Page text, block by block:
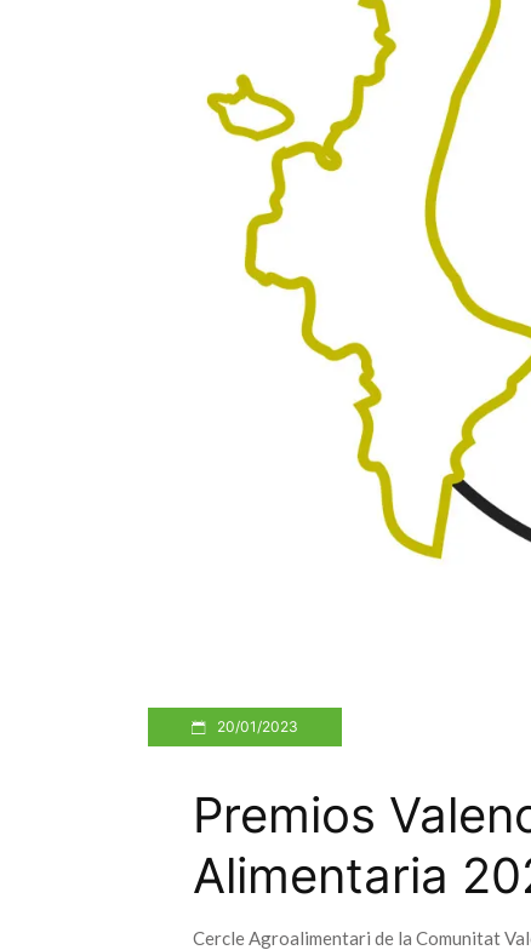
20/01/2023
Premios
Alimentaria
Cercle Agroalimentari de la Comunitat